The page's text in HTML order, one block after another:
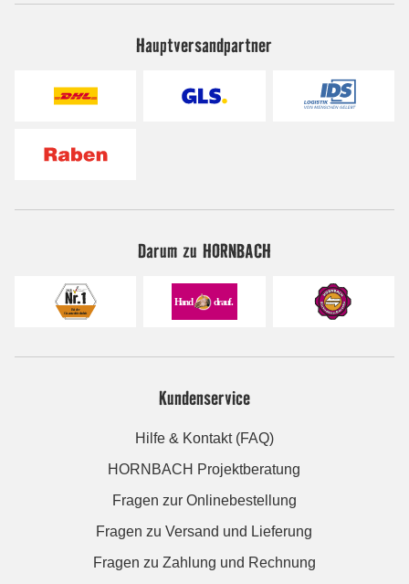
Hauptversandpartner
Darum zu HORNBACH
Kundenservice
Hilfe & Kontakt (FAQ)
HORNBACH Projektberatung
Fragen zur Onlinebestellung
Fragen zu Versand und Lieferung
Fragen zu Zahlung und Rechnung